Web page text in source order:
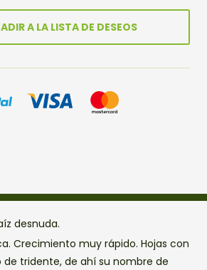
A LA LISTA DE DESEOS
desnuda.
Crecimiento muy rápido. Hojas con
de tridente, de ahí su nombre de